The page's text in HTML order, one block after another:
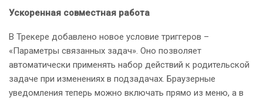
Ускоренная совместная работа
В Трекере добавлено новое условие триггеров –
«Параметры связанных задач». Оно позволяет
автоматически применять набор действий к родительской
задаче при изменениях в подзадачах. Браузерные
уведомления теперь можно включать прямо из меню, а в